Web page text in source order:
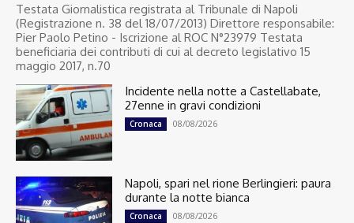
Testata Giornalistica registrata al Tribunale di Napoli
(Registrazione n. 38 del 18/07/2013) Direttore responsabile:
Pier Paolo Petino - Iscrizione al ROC N°23979 Testata
beneficiaria dei contributi di cui al decreto legislativo 15
maggio 2017, n.70
Incidente nella notte a Castellabate,
27enne in gravi condizioni
Cronaca 08/08/2026
Napoli, spari nel rione Berlingieri: paura
durante la notte bianca
Cronaca 08/08/2026